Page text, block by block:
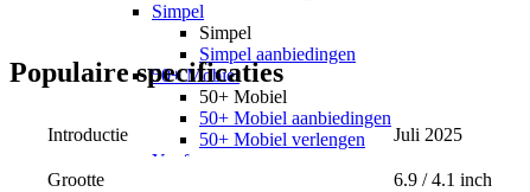
Simpel
Simpel
Simpel aanbiedingen
50+ Mobiel
50+ Mobiel
50+ Mobiel aanbiedingen
50+ Mobiel verlengen
Youfone
Populairespecificaties
Introductie Juli 2025
Grootte 6.9 / 4.1 inch